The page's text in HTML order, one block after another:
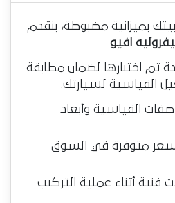
بميزانية مضبوطة، بنقدم
افيو
تم اختبارها لضمان مطابقة
القياسية لسيارتك.
القياسية وأبعاد
سعر متوفرة في السوق
فنية أثناء عملية التركيب